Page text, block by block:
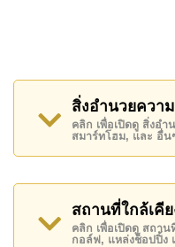
Avenue Residence
ส่วนกลาง ได้แก่ ฟิสเน
รปภ.24ชม.
สถานที่สำคัญใกล้
เดินทางไปชายหาดได้ง่
ปาร์ค, ถนนคนเดิน , เอ
เมืองพัทยา, โรงพยาบ
สิ่งอำนวยควา
คลิก เพื่อเปิดดู สิ่งอ
สมาร์ทโฮม, และ อื่น
สถานที่ใกล้เคีย
คลิก เพื่อเปิดดู สถาน
กอล์ฟ, แหล่งช็อปปิ้ง